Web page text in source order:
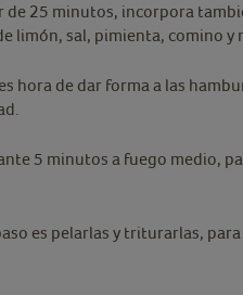
25 minutos, incorpora
limón, sal, pimienta, comino y
hora de dar forma a las
5 minutos a fuego medio,
es pelarlas y triturarlas,